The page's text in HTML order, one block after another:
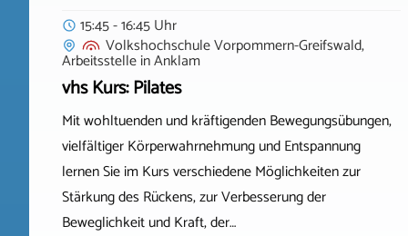
15:45 - 16:45 Uhr
Volkshochschule Vorpommern-Greifswald,
ArbeitsstelleinAnklam
vhs Kurs: Pilates
Mit wohltuenden und kräftigenden Bewegungsübungen,
vielfältiger Körperwahrnehmung und Entspannung
lernen Sie im Kurs verschiedene Möglichkeiten zur
Stärkung des Rückens, zur Verbesserung der
Beweglichkeit und Kraft, der…